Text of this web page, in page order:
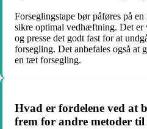
Forseglingstape bør påføres på
sikre optimal vedhæftning. Det er
og presse det godt fast for at
forsegling. Det anbefales også at
en tæt forsegling.
Hvad er fordelene ved at
frem for andre metoder til